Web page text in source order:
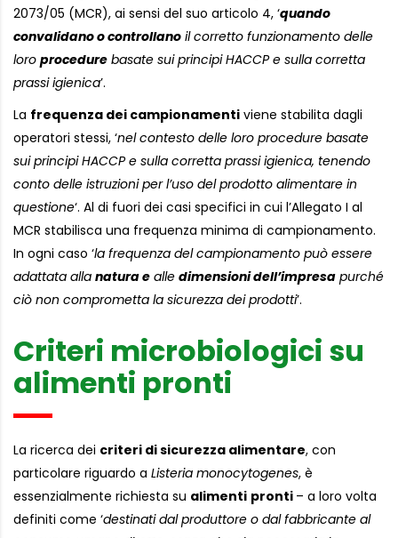
2073/05 (MCR), ai sensi del suo articolo 4, ‘quando
convalidano o controllano il corretto funzionamento delle
loro procedure basate sui principi HACCP e sulla corretta
prassi igienica’.
La frequenza dei campionamenti viene stabilita dagli
operatori stessi, ‘nel contesto delle loro procedure basate
sui principi HACCP e sulla corretta prassi igienica, tenendo
conto delle istruzioni per l’uso del prodotto alimentare in
questione‘. Al di fuori dei casi specifici in cui l’Allegato I al
MCR stabilisca una frequenza minima di campionamento.
In ogni caso ‘la frequenza del campionamento può essere
adattata alla natura e alle dimensioni dell’impresa purché
ciò non comprometta la sicurezza dei prodotti’.
Criteri microbiologici su
alimenti pronti
La ricerca dei criteri di sicurezza alimentare, con
particolare riguardo a Listeria monocytogenes, è
essenzialmente richiesta su alimenti pronti – a loro volta
definiti come ‘destinati dal produttore o dal fabbricante al